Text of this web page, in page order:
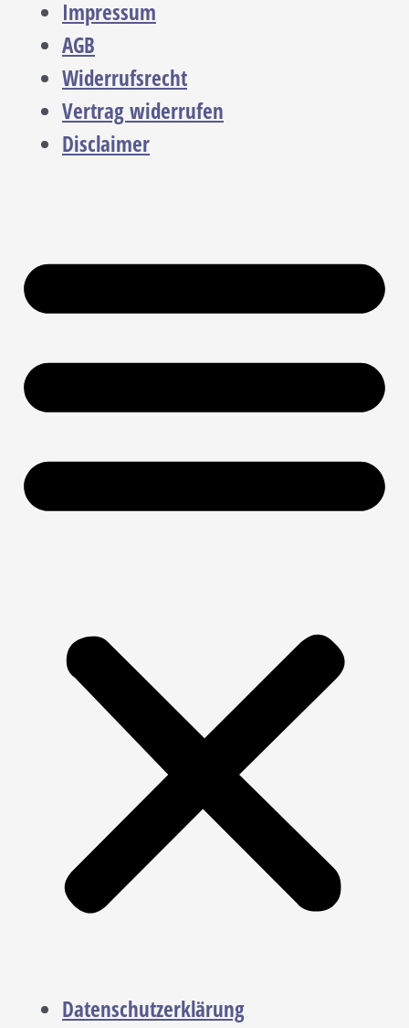
Impressum
AGB
Widerrufsrecht
Vertrag widerrufen
Disclaimer
Datenschutzerklärung